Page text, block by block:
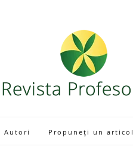
Autori Propuneți un articol